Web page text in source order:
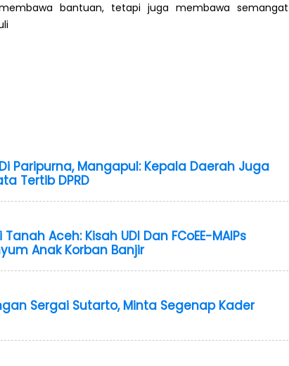
bantuan, tetapi juga membawa semangat
Paripurna, Mangapul: Kepala Daerah Juga
Tertib DPRD
Aceh: Kisah UDI Dan FCoEE-MAIPs
Anak Korban Banjir
Sergai Sutarto, Minta Segenap Kader